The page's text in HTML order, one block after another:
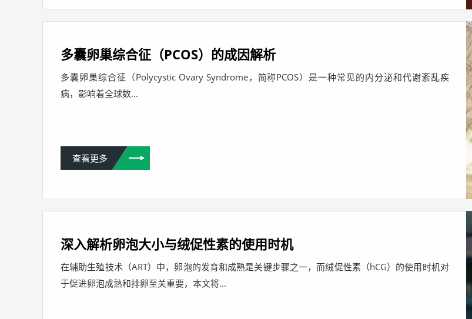
多囊卵巢综合征（PCOS）的成因解析
多囊卵巢综合征（Polycystic Ovary Syndrome，简称PCOS）是一种常见的内分泌和代谢紊乱疾
病，影响着全球数...
查看更多
深入解析卵泡大小与绒促性素的使用时机
在辅助生殖技术（ART）中，卵泡的发育和成熟是关键步骤之一，而绒促性素（hCG）的使用时机对
于促进卵泡成熟和排卵至关重要，本文将...